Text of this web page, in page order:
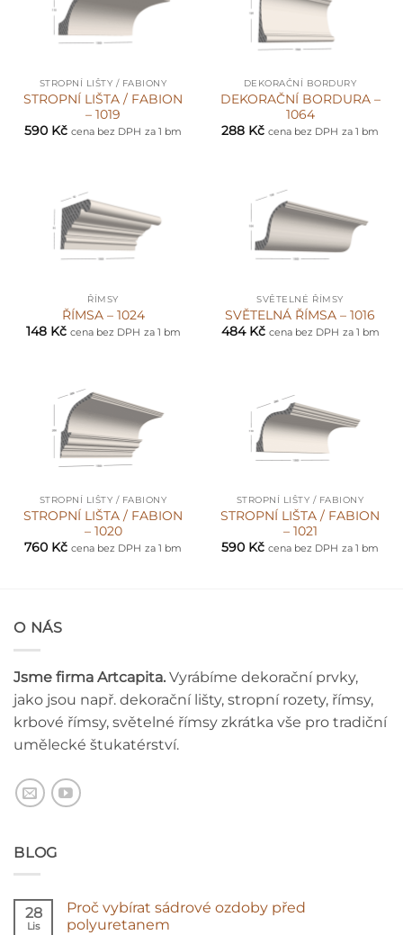
STROPNÍ LIŠTY / FABIONY
STROPNÍ LIŠTA / FABION
– 1019
590 Kč cena bez DPH za 1 bm
DEKORAČNÍ BORDURY
DEKORAČNÍ BORDURA –
1064
288 Kč cena bez DPH za 1 bm
ŘÍMSY
ŘÍMSA – 1024
148 Kč cena bez DPH za 1 bm
SVĚTELNÉ ŘÍMSY
SVĚTELNÁ ŘÍMSA – 1016
484 Kč cena bez DPH za 1 bm
STROPNÍ LIŠTY / FABIONY
STROPNÍ LIŠTA / FABION
– 1020
760 Kč cena bez DPH za 1 bm
STROPNÍ LIŠTY / FABIONY
STROPNÍ LIŠTA / FABION
– 1021
590 Kč cena bez DPH za 1 bm
O NÁS
Jsme firma Artcapita. Vyrábíme dekorační prvky,
jako jsou např. dekorační lišty, stropní rozety, římsy,
krbové římsy, světelné římsy zkrátka vše pro tradiční
umělecké štukatérství.
BLOG
28
Lis
Proč vybírat sádrové ozdoby před
polyuretanem